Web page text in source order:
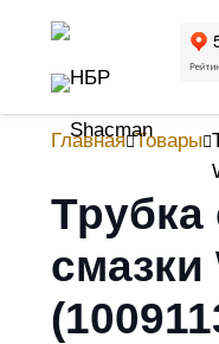
Главная Товары
смазки